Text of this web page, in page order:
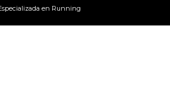
en Running